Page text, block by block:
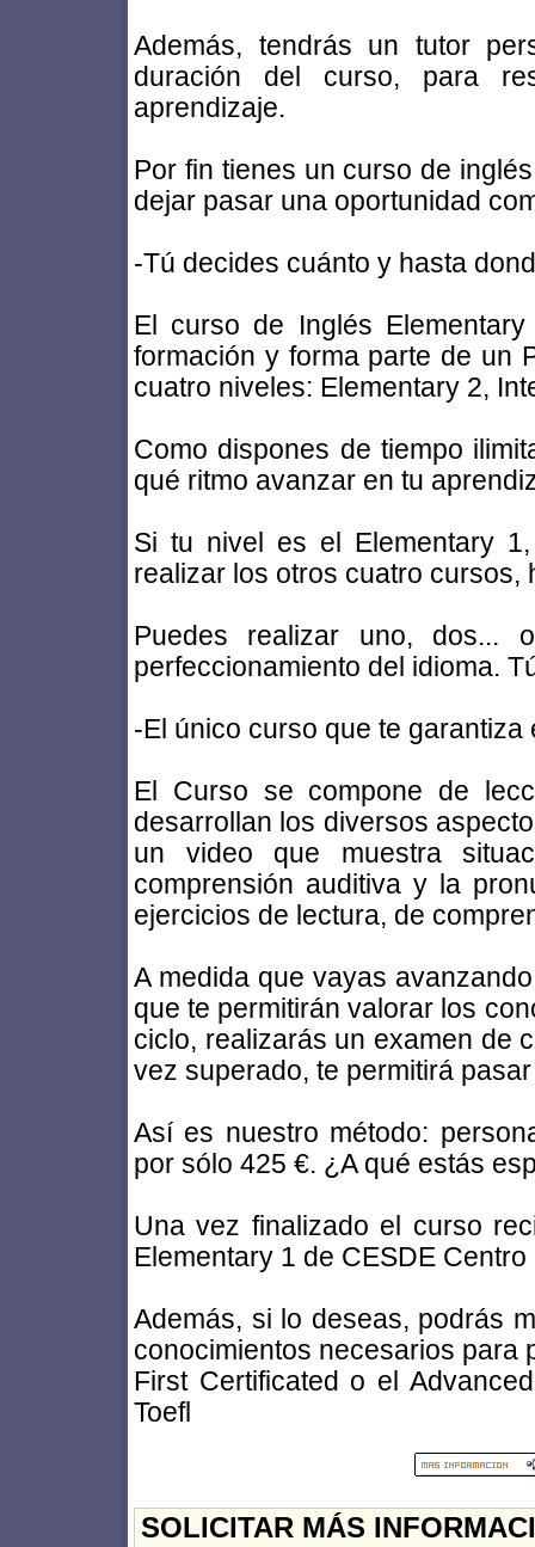
Además, tendrás un tutor
duración del curso, para
aprendizaje.
Por fin tienes un curso de
dejar pasar una oportunidad
-Tú decides cuánto y hasta
El curso de Inglés
formación y forma parte de un
cuatro niveles: Elementary 2,
Como dispones de tiempo
qué ritmo avanzar en tu
Si tu nivel es el Elementary
realizar los otros cuatro cursos,
Puedes realizar uno, dos...
perfeccionamiento del idioma.
-El único curso que te garantiza
El Curso se compone de
desarrollan los diversos
un video que muestra
comprensión auditiva y la
ejercicios de lectura, de
A medida que vayas
que te permitirán valorar los
ciclo, realizarás un examen de
vez superado, te permitirá
Así es nuestro método:
por sólo 425 €. ¿A qué estás
Una vez finalizado el curso
Elementary 1 de CESDE
Además, si lo deseas, podrás
conocimientos necesarios para
First Certificated o el
Toefl
SOLICITAR MÁS